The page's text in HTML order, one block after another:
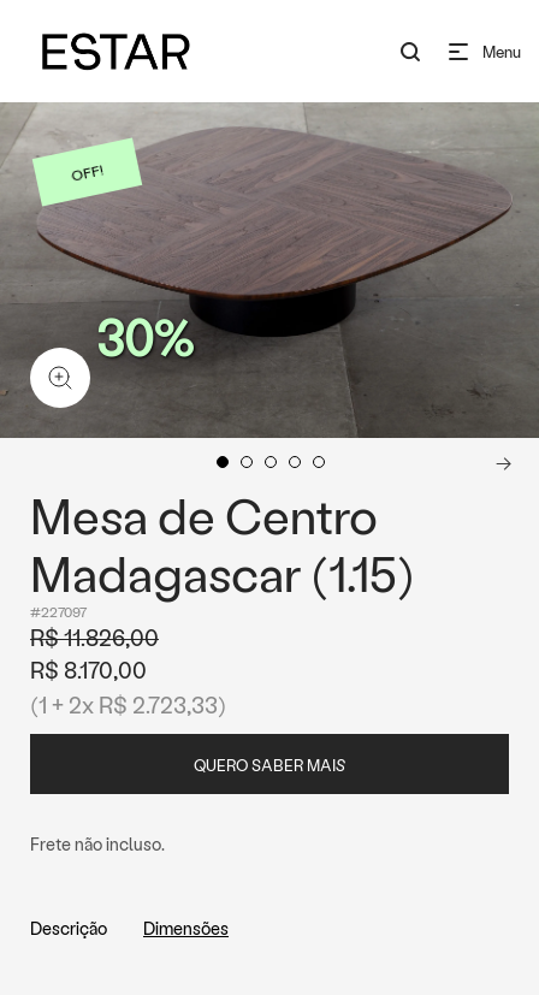
Menu
30%
OFF!
Mesa de Centro
Madagascar (1.15)
#227097
R$ 11.826,00
R$ 8.170,00
(1 + 2x R$ 2.723,33)
QUERO SABER MAIS
Frete não incluso.
Descrição Dimensões